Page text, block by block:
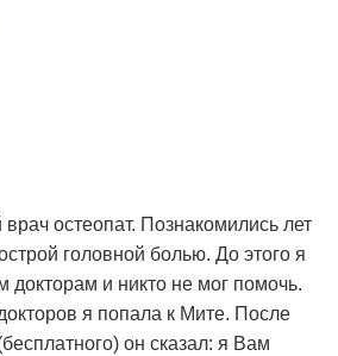
остеопат. Познакомились лет
головной болью. До этого я
докторам и никто не мог помочь.
я попала к Мите. После
он сказал: я Вам